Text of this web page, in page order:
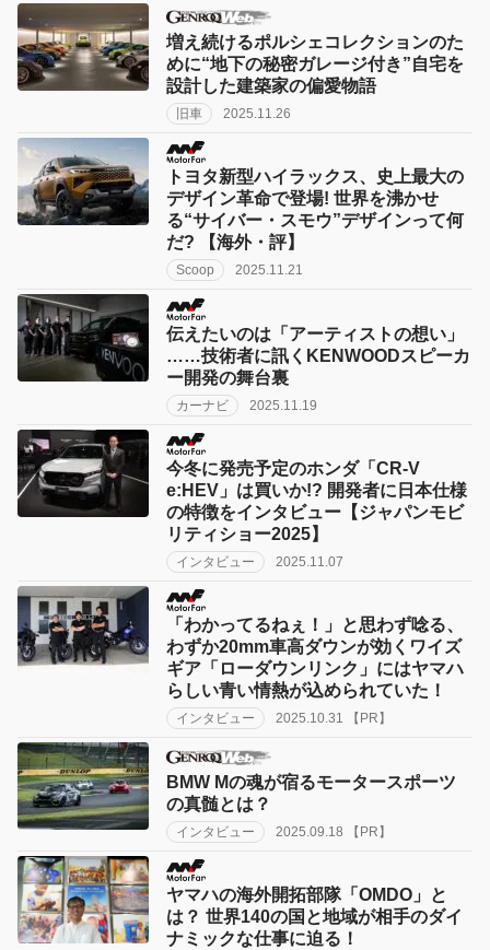
増え続けるポルシェコレクションのた
めに“地下の秘密ガレージ付き”自宅を
設計した建築家の偏愛物語
旧車 2025.11.26
トヨタ新型ハイラックス、史上最大の
デザイン革命で登場! 世界を沸かせ
る“サイバー・スモウ”デザインって何
だ? 【海外・評】
Scoop 2025.11.21
伝えたいのは「アーティストの想い」
……技術者に訊くKENWOODスピーカ
ー開発の舞台裏
カーナビ 2025.11.19
今冬に発売予定のホンダ「CR-V
e:HEV」は買いか!? 開発者に日本仕様
の特徴をインタビュー【ジャパンモビ
リティショー2025】
インタビュー 2025.11.07
「わかってるねぇ！」と思わず唸る、
わずか20mm車高ダウンが効くワイズ
ギア「ローダウンリンク」にはヤマハ
らしい青い情熱が込められていた！
インタビュー 2025.10.31 【PR】
BMW Mの魂が宿るモータースポーツ
の真髄とは？
インタビュー 2025.09.18 【PR】
ヤマハの海外開拓部隊「OMDO」と
は？ 世界140の国と地域が相手のダイ
ナミックな仕事に迫る！